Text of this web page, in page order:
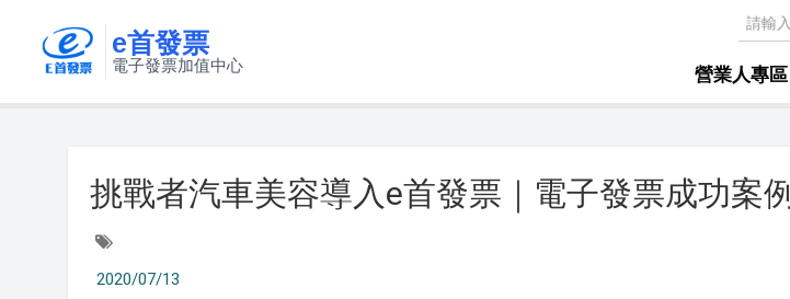
e首發票
電子發票加值中心 營業人專區
挑戰者汽車美容導入e首發票｜電子發票成功案例
2020/07/13